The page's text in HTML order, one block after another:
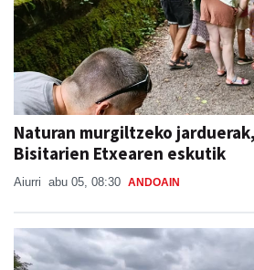
Naturan murgiltzeko
Bisitarien Etxearen eskutik
Aiurri abu 05, 08:30 ANDOAIN